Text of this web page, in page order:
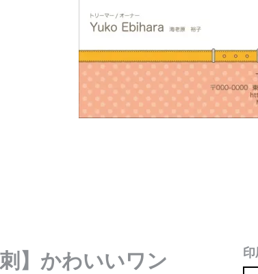
】かわいいワン
印